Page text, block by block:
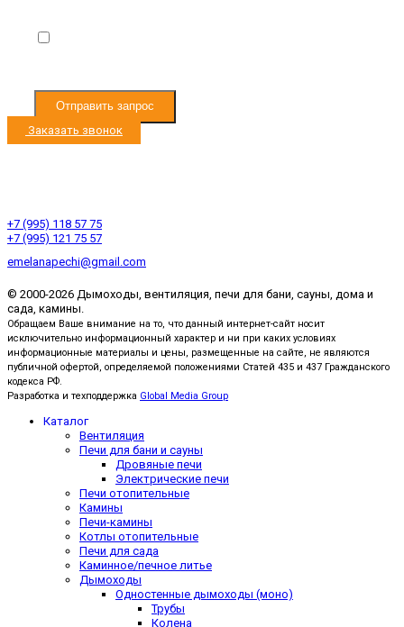
Отправить запрос
Заказать звонок
+7 (995) 118 57 75
+7 (995) 121 75 57
emelanapechi@gmail.com
© 2000-2026 Дымоходы, вентиляция, печи для бани, сауны, дома и
сада, камины.
Обращаем Ваше внимание на то, что данный интернет-сайт носит
исключительно информационный характер и ни при каких условиях
информационные материалы и цены, размещенные на сайте, не являются
публичной офертой, определяемой положениями Статей 435 и 437 Гражданского
кодекса РФ.
Разработка и техподдержка Global Media Group
Каталог
Вентиляция
Печи для бани и сауны
Дровяные печи
Электрические печи
Печи отопительные
Камины
Печи-камины
Котлы отопительные
Печи для сада
Каминное/печное литье
Дымоходы
Одностенные дымоходы (моно)
Трубы
Колена